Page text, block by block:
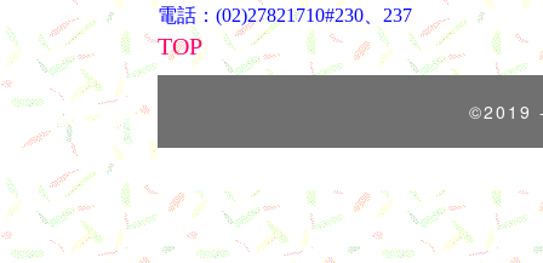
電話：(02)27821710#230、237
TOP